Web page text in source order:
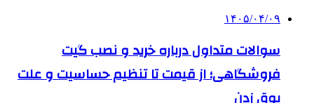
۱۴۰۵/۰۴/۰۹
سوالات متداول درباره خرید و نصب گیت
فروشگاهی؛ از قیمت تا تنظیم حساسیت و علت
بوق زدن